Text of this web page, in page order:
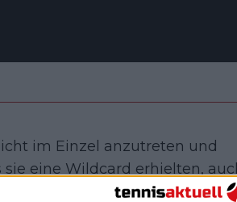
im Einzel anzutreten und
eine Wildcard erhielten,
der Partie lieferte Kyrgios